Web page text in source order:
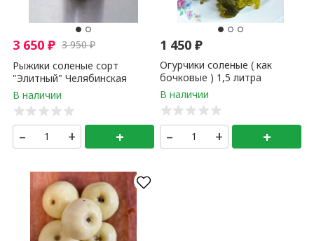
3 650₽ 3 950₽
Рыжики соленые сорт
"Элитный" Челябинская
область 1 литр
– + +
1 450₽
Огурчики соленые ( как
бочковые ) 1,5 литра
– + +